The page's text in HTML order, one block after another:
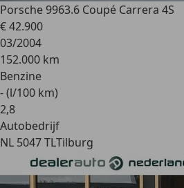
Porsche 9963.6 Coupé Carrera 4S
€ 42.900
03/2004
152.000 km
Benzine
- (l/100 km)
2,8
Autobedrijf
NL 5047 TLTilburg